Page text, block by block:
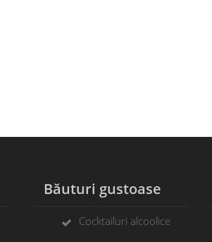
Băuturi gustoase
Cocktailuri alcoolice